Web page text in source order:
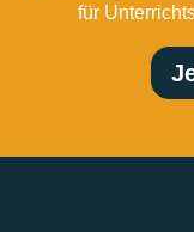
für